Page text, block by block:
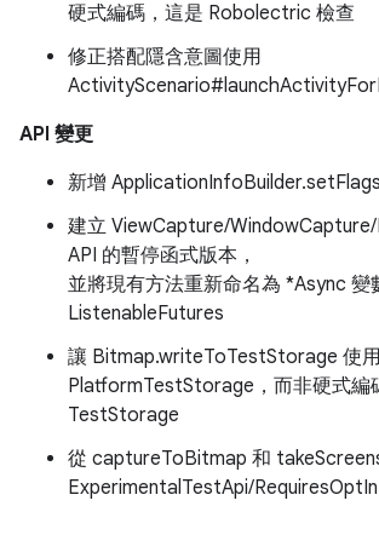
硬式編碼，這是 Robolectric 檢查
修正搭配隱含意圖使用
API 變更
新增
建立 ViewCapture/
API 的暫停函式版本，
並將現有方法重新命名為 *Async 變
ListenableFutures
讓 Bitmap.writeToTestStorage 使
PlatformTestStorage，而非硬式編
TestStorage
從 captureToBitmap 和
ExperimentalTestApi/